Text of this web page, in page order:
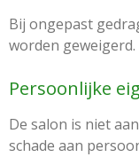
Bij ongepast
worden geweigerd.
Persoonlijke
De salon is niet
schade aan